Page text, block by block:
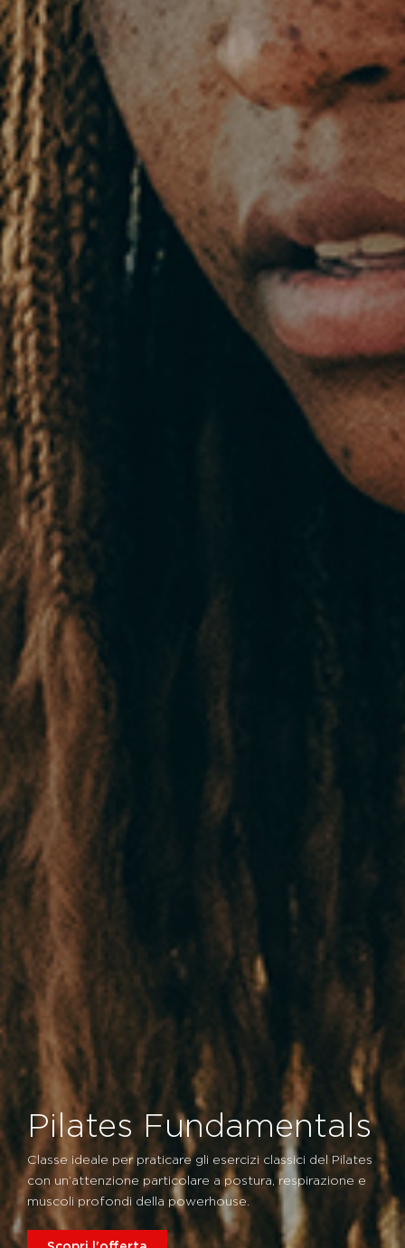
Pilates Fundamentals
Classe ideale per praticare gli esercizi classici del Pilates
con un’attenzione particolare a postura, respirazione e
muscoli profondi della powerhouse.